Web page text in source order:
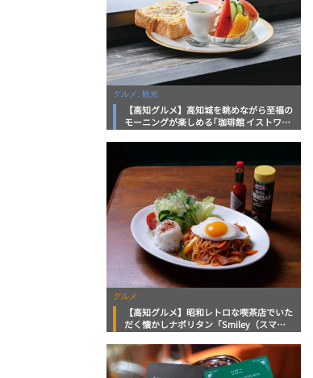
グルメ, 観光
【高知グルメ】高知城を眺めながら至福の
モーニングが楽しめる｢珈琲館 イストワー
グルメ
【高知グルメ】昭和レトロな喫茶店でいた
だく懐かしナポリタン「Smiley（スマイ